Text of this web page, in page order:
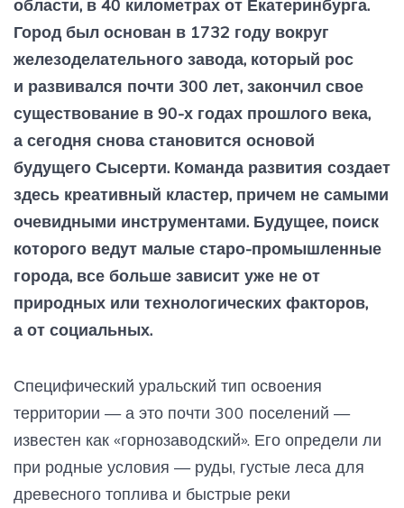
области, в 40 километрах от Екатеринбурга.
Город был основан в 1732 году вокруг
железоделательного завода, который рос
и развивался почти 300 лет, закончил свое
существование в 90-х годах прошлого века,
а сегодня снова становится основой
будущего Сысерти. Команда развития создает
здесь креативный кластер, причем не самыми
очевидными инструментами. Будущее, поиск
которого ведут малые старо-промышленные
города, все больше зависит уже не от
природных или технологических факторов,
а от социальных.
Специфический уральский тип освоения
территории — а это почти 300 поселений —
известен как «горнозаводский». Его определи ли
при родные условия — руды, густые леса для
древесного топлива и быстрые реки